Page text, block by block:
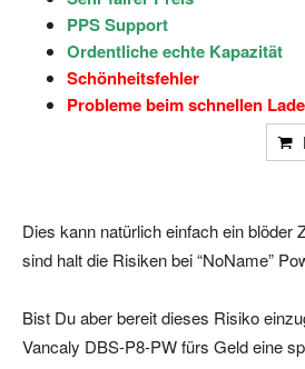
PPS Support
Ordentliche echte Kapazität
Schönheitsfehler
Probleme beim schnellen
Dies kann natürlich einfach ein blöder
sind halt die Risiken bei “NoName”
Bist Du aber bereit dieses Risiko
Vancaly DBS-P8-PW fürs Geld eine